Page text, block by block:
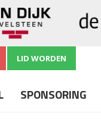
LID WORDEN
SPONSORING